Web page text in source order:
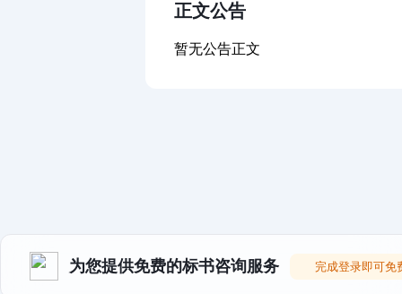
正文公告
暂无公告正文
为您提供免费的标书咨询服务 完成登录即可免